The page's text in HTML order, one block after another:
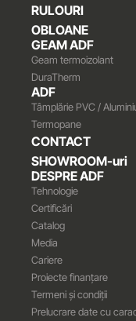
RULOURI
OBLOANE
GEAM ADF
Geam termoizolant
DuraTherm
ADF
Tâmplărie PVC /
Termopane
CONTACT
SHOWROOM-uri
DESPRE ADF
Tehnologie
Certificări
Catalog
Media
Cariere
Proiecte finanțare
Termeni și condiții
Prelucrare date cu